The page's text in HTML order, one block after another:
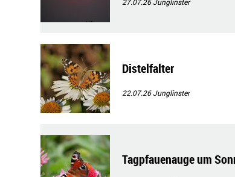
Distelfalter
22.07.26Junglinster
Tagpfauenauge um